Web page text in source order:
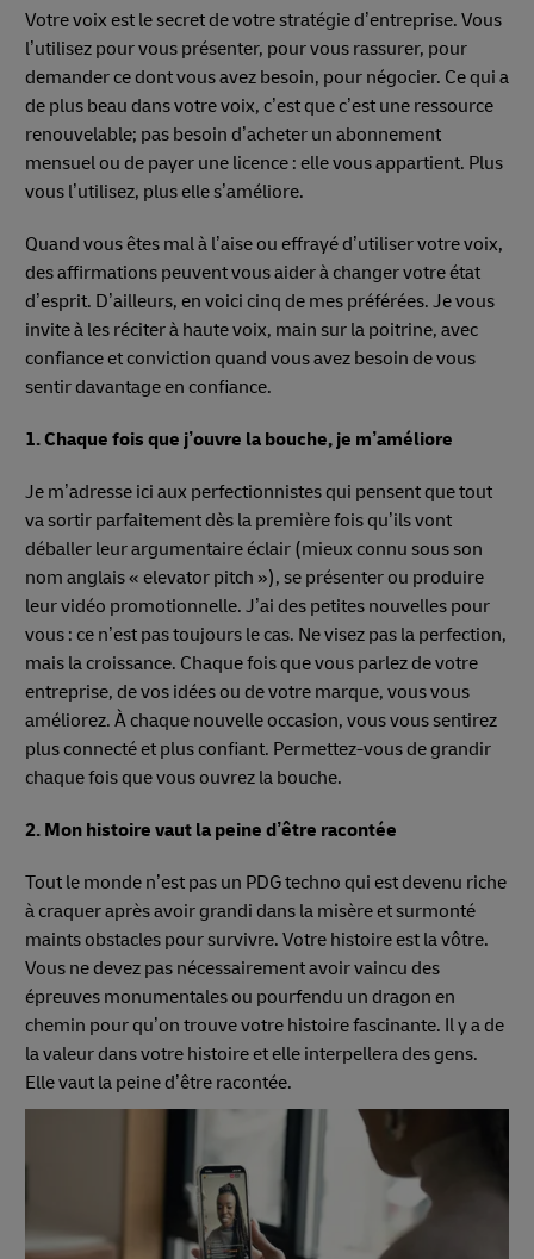
Votre voix est le secret de votre stratégie d’entreprise. Vous
l’utilisez pour vous présenter, pour vous rassurer, pour
demander ce dont vous avez besoin, pour négocier. Ce qui a
de plus beau dans votre voix, c’est que c’est une ressource
renouvelable; pas besoin d’acheter un abonnement
mensuel ou de payer une licence : elle vous appartient. Plus
vous l’utilisez, plus elle s’améliore.
Quand vous êtes mal à l’aise ou effrayé d’utiliser votre voix,
des affirmations peuvent vous aider à changer votre état
d’esprit. D’ailleurs, en voici cinq de mes préférées. Je vous
invite à les réciter à haute voix, main sur la poitrine, avec
confiance et conviction quand vous avez besoin de vous
sentir davantage en confiance.
1. Chaque fois que j’ouvre la bouche, je m’améliore
Je m’adresse ici aux perfectionnistes qui pensent que tout
va sortir parfaitement dès la première fois qu’ils vont
déballer leur argumentaire éclair (mieux connu sous son
nom anglais « elevator pitch »), se présenter ou produire
leur vidéo promotionnelle. J’ai des petites nouvelles pour
vous : ce n’est pas toujours le cas. Ne visez pas la perfection,
mais la croissance. Chaque fois que vous parlez de votre
entreprise, de vos idées ou de votre marque, vous vous
améliorez. À chaque nouvelle occasion, vous vous sentirez
plus connecté et plus confiant. Permettez-vous de grandir
chaque fois que vous ouvrez la bouche.
2. Mon histoire vaut la peine d’être racontée
Tout le monde n’est pas un PDG techno qui est devenu riche
à craquer après avoir grandi dans la misère et surmonté
maints obstacles pour survivre. Votre histoire est la vôtre.
Vous ne devez pas nécessairement avoir vaincu des
épreuves monumentales ou pourfendu un dragon en
chemin pour qu’on trouve votre histoire fascinante. Il y a de
la valeur dans votre histoire et elle interpellera des gens.
Elle vaut la peine d’être racontée.